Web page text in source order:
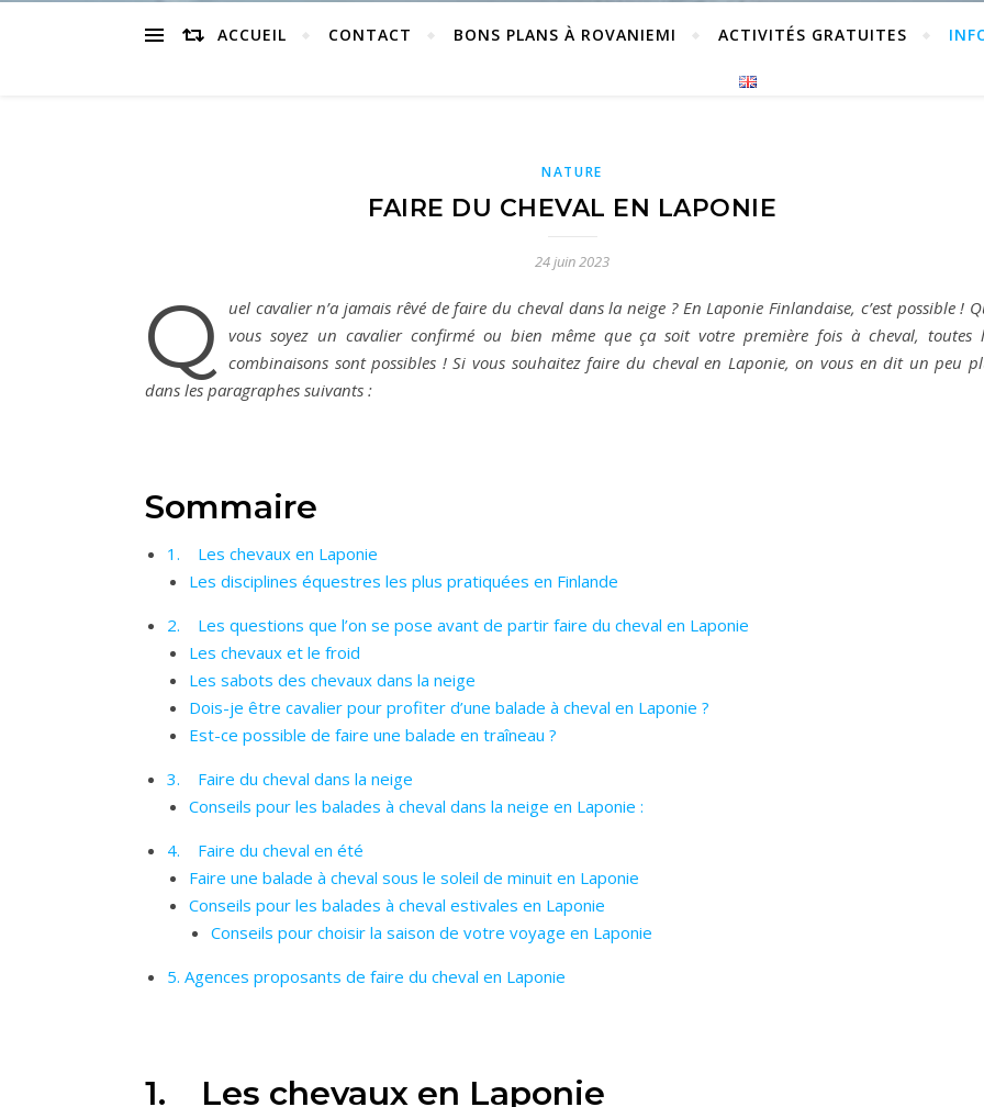
ACCUEIL CONTACT BONS PLANS À ROVANIEMI ACTIVITÉS GRATUITES
NATURE
FAIRE DU CHEVAL EN LAPONIE
24 juin 2023
Q
uel cavalier n’a jamais rêvé de faire du cheval dans la neige ? En Laponie Finlandaise, c’est possible !
vous soyez un cavalier confirmé ou bien même que ça soit votre première fois à cheval, toutes
combinaisons sont possibles ! Si vous souhaitez faire du cheval en Laponie, on vous en dit un peu
dans les paragraphes suivants :
Sommaire
1. Les chevaux en Laponie
Les disciplines équestres les plus pratiquées en Finlande
2. Les questions que l’on se pose avant de partir faire du cheval en Laponie
Les chevaux et le froid
Les sabots des chevaux dans la neige
Dois-je être cavalier pour profiter d’une balade à cheval en Laponie ?
Est-ce possible de faire une balade en traîneau ?
3. Faire du cheval dans la neige
Conseils pour les balades à cheval dans la neige en Laponie :
4. Faire du cheval en été
Faire une balade à cheval sous le soleil de minuit en Laponie
Conseils pour les balades à cheval estivales en Laponie
Conseils pour choisir la saison de votre voyage en Laponie
5. Agences proposants de faire du cheval en Laponie
1. Les chevaux en Laponie